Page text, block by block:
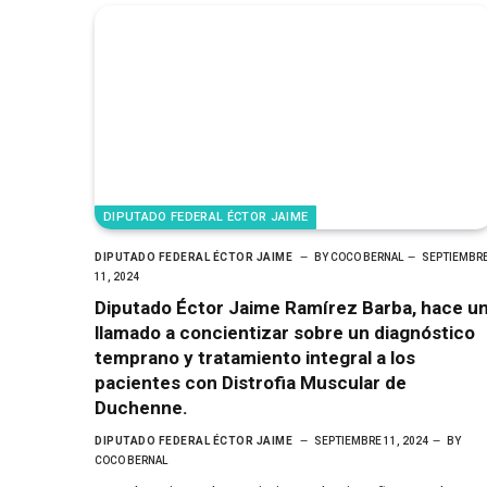
DIPUTADO FEDERAL ÉCTOR JAIME
DIPUTADO FEDERAL ÉCTOR JAIME BYCOCO BERNAL
11, 2024
Diputado Éctor Jaime Ramírez Barba, hace
llamado a concientizar sobre un diagnóstico
temprano y tratamiento integral a los
pacientes con Distrofia Muscular de
Duchenne.
DIPUTADO FEDERAL ÉCTOR JAIME SEPTIEMBRE 11, 2024
BY
COCO BERNAL